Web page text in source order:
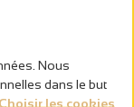
Nous
dans le but
les cookies